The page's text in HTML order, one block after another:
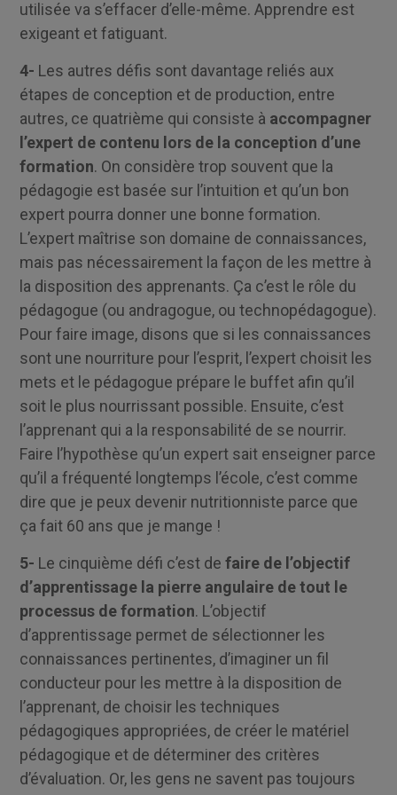
utilisée va s’effacer d’elle-même. Apprendre est
exigeant et fatiguant.
4- Les autres défis sont davantage reliés aux
étapes de conception et de production, entre
autres, ce quatrième qui consiste à accompagner
l’expert de contenu lors de la conception d’une
formation. On considère trop souvent que la
pédagogie est basée sur l’intuition et qu’un bon
expert pourra donner une bonne formation.
L’expert maîtrise son domaine de connaissances,
mais pas nécessairement la façon de les mettre à
la disposition des apprenants. Ça c’est le rôle du
pédagogue (ou andragogue, ou technopédagogue).
Pour faire image, disons que si les connaissances
sont une nourriture pour l’esprit, l’expert choisit les
mets et le pédagogue prépare le buffet afin qu’il
soit le plus nourrissant possible. Ensuite, c’est
l’apprenant qui a la responsabilité de se nourrir.
Faire l’hypothèse qu’un expert sait enseigner parce
qu’il a fréquenté longtemps l’école, c’est comme
dire que je peux devenir nutritionniste parce que
ça fait 60 ans que je mange !
5- Le cinquième défi c’est defaire de l’objectif
d’apprentissage la pierre angulaire de tout le
processus de formation. L’objectif
d’apprentissage permet de sélectionner les
connaissances pertinentes, d’imaginer un fil
conducteur pour les mettre à la disposition de
l’apprenant, de choisir les techniques
pédagogiques appropriées, de créer le matériel
pédagogique et de déterminer des critères
d’évaluation. Or, les gens ne savent pas toujours